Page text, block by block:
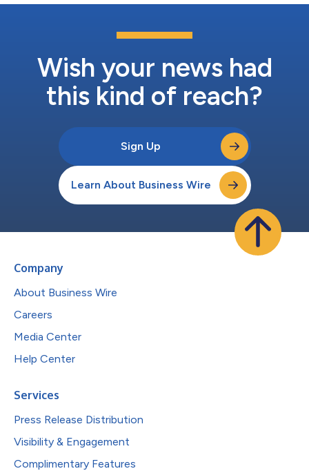
Wish your news had
this kind of reach?
Sign Up
Learn About Business Wire
Company
About Business Wire
Careers
Media Center
Help Center
Services
Press Release Distribution
Visibility & Engagement
Complimentary Features